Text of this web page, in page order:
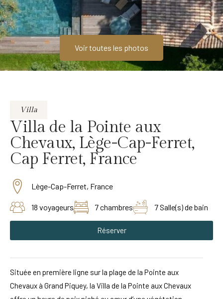
Voir toutes les photos
Villa
Villa de la Pointe aux
Chevaux, Lège-Cap-Ferret,
Cap Ferret, France
Lège-Cap-Ferret, France
18 voyageurs 7 chambres 7 Salle(s) de bain
Réserver
Située en première ligne sur la plage de la Pointe aux
Chevaux à Grand Piquey, la Villa de la Pointe aux Chevaux